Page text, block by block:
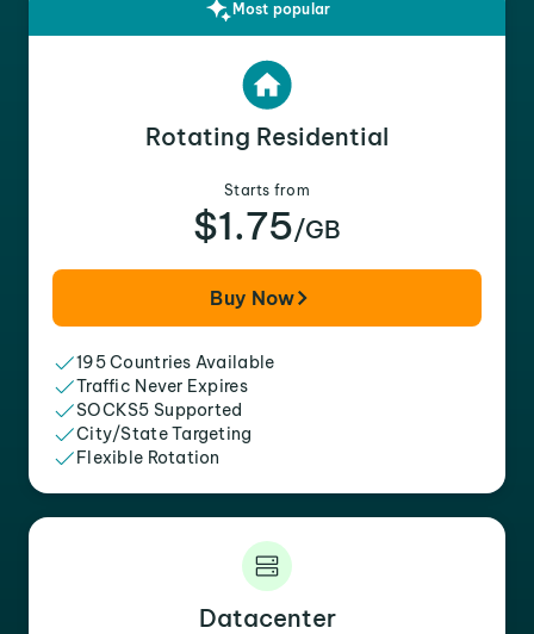
Most popular
Rotating Residential
Starts from
$1.75/GB
Buy Now
195 Countries Available
Traffic Never Expires
SOCKS5 Supported
City/State Targeting
Flexible Rotation
Datacenter